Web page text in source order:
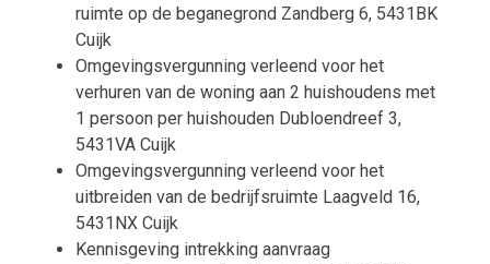
ruimte op de beganegrond Zandberg 6, 5431BK
Cuijk
Omgevingsvergunning verleend voor het
verhuren van de woning aan 2 huishoudens met
1 persoon per huishouden Dubloendreef 3,
5431VA Cuijk
Omgevingsvergunning verleend voor het
uitbreiden van de bedrijfsruimte Laagveld 16,
5431NX Cuijk
Kennisgeving intrekking aanvraag